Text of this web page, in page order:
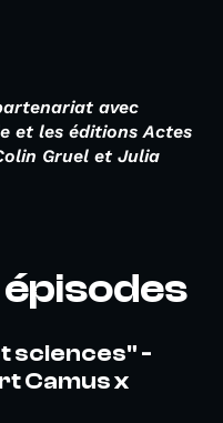
avec
et les éditions Actes
Gruel et Julia
sciences" -
Camus x